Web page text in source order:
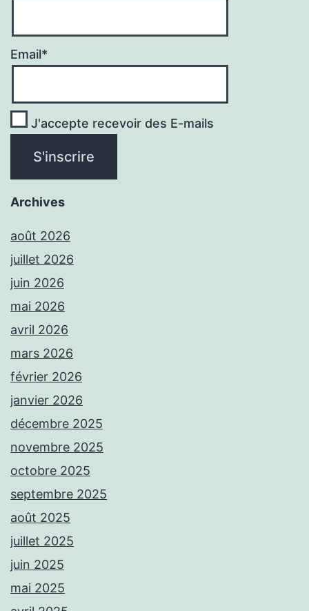
Email*
J'accepte recevoir des E-mails
Archives
août 2026
juillet 2026
juin 2026
mai 2026
avril 2026
mars 2026
février 2026
janvier 2026
décembre 2025
novembre 2025
octobre 2025
septembre 2025
août 2025
juillet 2025
juin 2025
mai 2025